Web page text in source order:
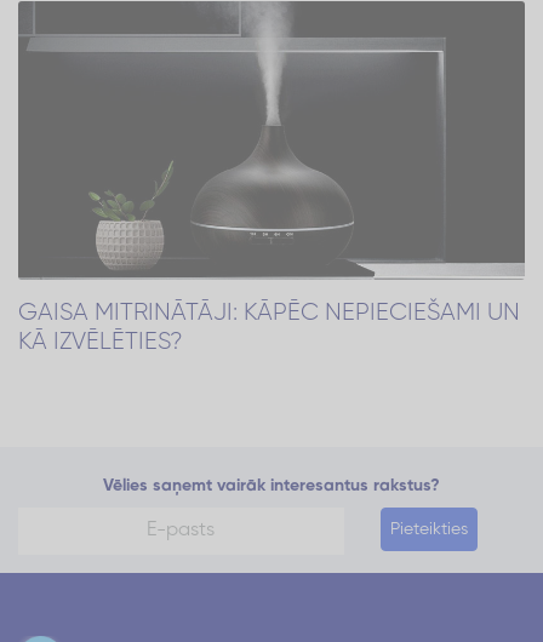
GAISA MITRINĀTĀJI: KĀPĒC NEPIECIEŠAMI UN
KĀ IZVĒLĒTIES?
Vēlies saņemt vairāk interesantus rakstus?
Pieteikties